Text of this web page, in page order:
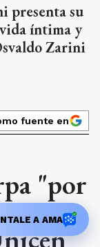
presenta su
íntima y
Zarini
fuente en
"por
A AMA